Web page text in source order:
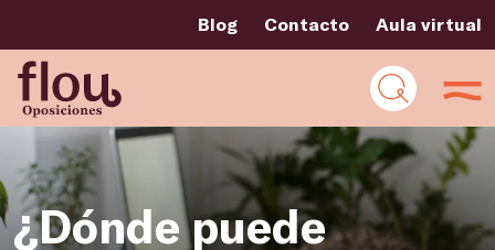
Blog Contacto Aula virtual
¿Dónde puede